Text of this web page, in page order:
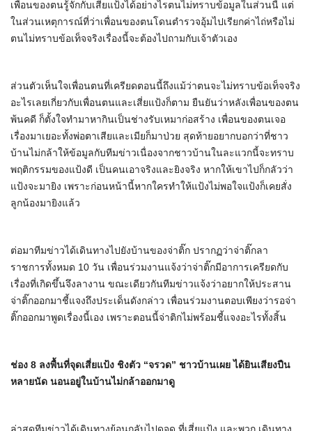
เพื่อนของตนรู้จักกับเสี่ยแป้งได้อย่างไรตนไม่ทราบข้อมูลในส่วนนี้ แต่
ในส่วนเหตุการณ์ที่ว่าเพื่อนของตนโดนตำรวจอุ้มไปเรียกค่าไถ่หรือไม่
ตนไม่ทราบข้อเท็จจริงเรื่องนี้จะต้องไปถามกับเจ้าตัวเอง
ส่วนตัวเห็นใจเพื่อนตนที่เครียดตอนนี้ถึงแม้ว่าตนจะไม่ทราบข้อเท็จจริง
อะไรเลยเกี่ยวกับเพื่อนตนและเสี่ยแป้งก็ตาม ยืนยันว่าหลังเพื่อนของตน
พ้นคดี ก็ตั้งใจทำมาหากินเป็นช่างรับเหมาก่อสร้าง เพื่อนของตนเจอ
เรื่องมาเยอะทั้งพ่อตาเสียและเมียก็มาป่วย สุดท้ายอยากบอกว่าที่ชาว
บ้านไม่กล้าให้ข้อมูลกับทีมข่าวเนื่องจากชาวบ้านในละแวกนี้จะทราบ
พฤติกรรมของแป้งดี เป็นคนเอาจริงและยิงจริง หากให้เขาไปก็กลัวว่า
แป้งจะมายิง เพราะก่อนหน้านี้หากใครทำให้แป้งไม่พอใจแป้งก็เคยสั่ง
ลูกน้องมายิงแล้ว
ต่อมาทีมข่าวได้เดินทางไปยังบ้านของจ่าติ๊ก ปรากฏว่าจ่าติ๊กลา
ราชการทั้งหมด 10 วัน เพื่อนร่วมงานแจ้งว่าจ่าติ๊กมีอาการเครียดกับ
เรื่องที่เกิดขึ้นจึงลางาน ขณะเดียวกันทีมข่าวแจ้งว่าอยากให้ประสาน
จ่าติ๊กออกมาชี้แจงถึงประเด็นดังกล่าว เพื่อนร่วมงานตอบเพียงว่ารอจ่า
ติ๊กออกมาพูดเรื่องนี้เอง เพราะตอนนี้จ่าติกไม่พร้อมชี้แจงอะไรทั้งสิ้น
ช่อง 8 ลงพื้นที่จุดเสี่ยแป้ง ชิงตัว “จรวด” ชาวบ้านเผย ได้ยินเสียงปืน
หลายนัด นอนอยู่ในบ้านไม่กล้าออกมาดู